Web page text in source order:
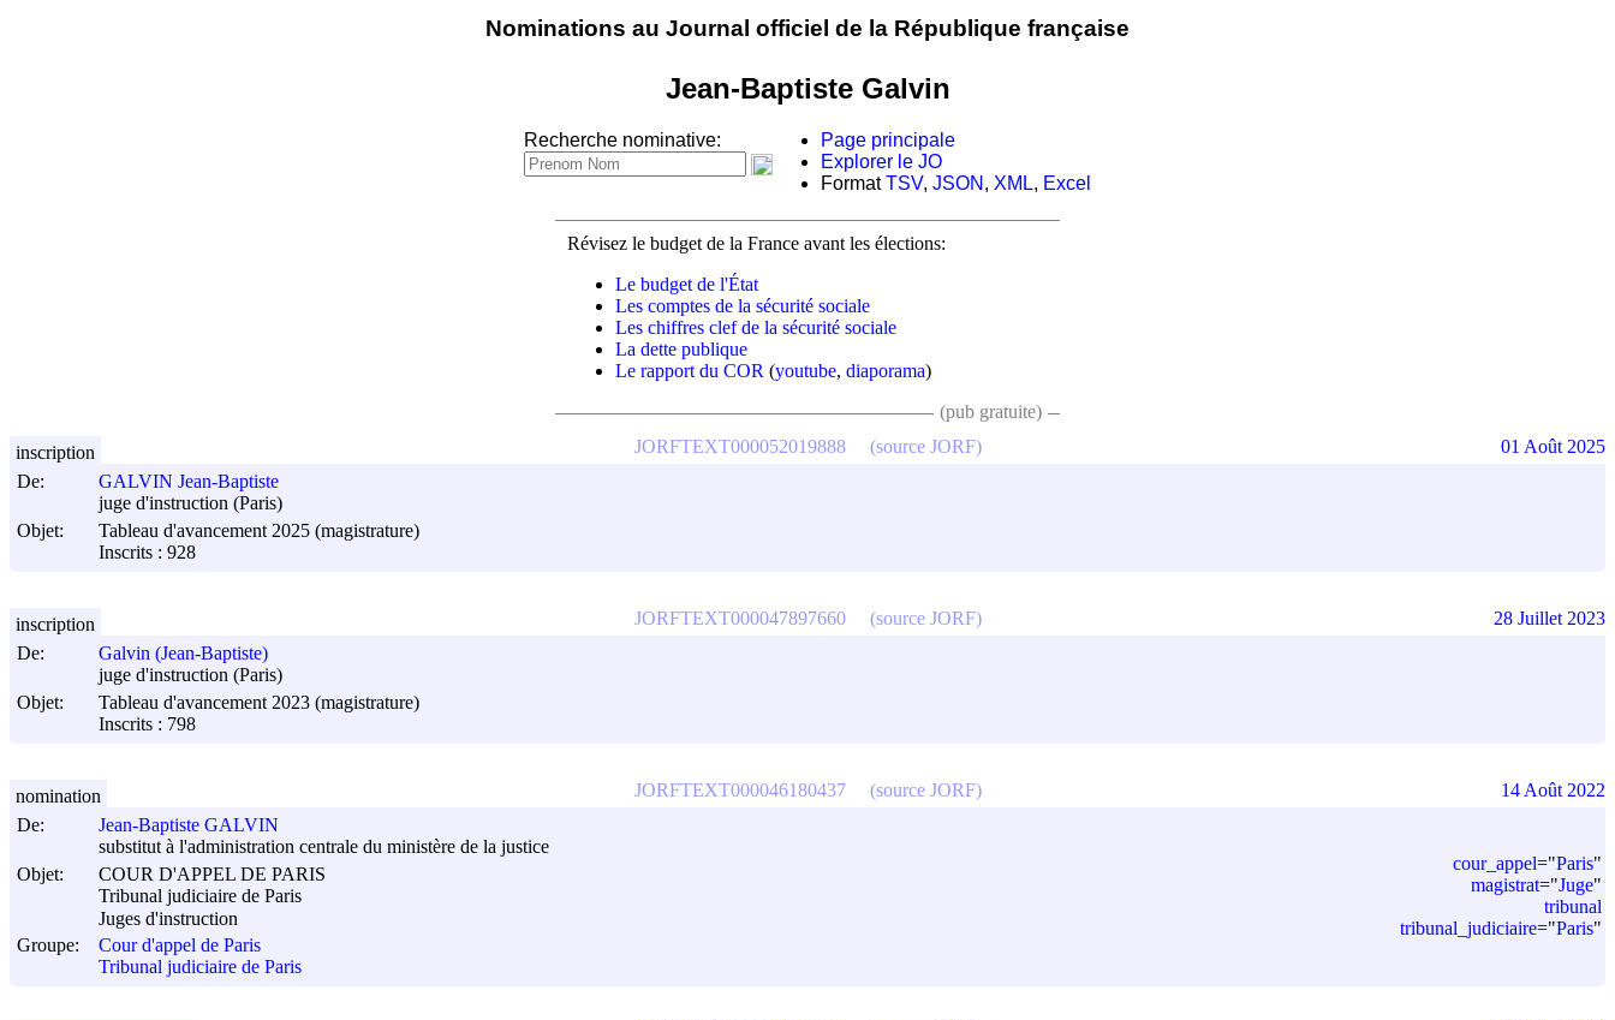
Nominations au Journal officiel de la République française
Jean-Baptiste Galvin
Recherche nominative:
Page principale
Explorer le JO
FormatTSV, JSON , XML, Excel
Révisez le budget de la France avant les élections:
Le budget de l'État
Les comptes de la sécurité sociale
Les chiffres clef de la sécurité sociale
La dette publique
Le rapport du COR (youtube, diaporama)
(pub gratuite)
De:
GALVIN Jean-Baptiste
juge d'instruction (Paris)
Objet:
Tableau d'avancement 2025 (magistrature)
Inscrits : 928
JORFTEXT000052019888 (source JORF)
inscription 01 Août 2025
De:
Galvin (Jean-Baptiste)
juge d'instruction (Paris)
Objet:
Tableau d'avancement 2023 (magistrature)
Inscrits : 798
JORFTEXT000047897660 (source JORF)
inscription 28 Juillet 2023
De:
Jean-Baptiste GALVIN
substitut à l'administration centrale du ministère de la justice
Objet:
COUR D'APPEL DE PARIS
Tribunal judiciaire de Paris
Juges d'instruction
Groupe:
Cour d'appel de Paris
Tribunal judiciaire de Paris
cour_appel="Paris"
magistrat="Juge"
tribunal
tribunal_judiciaire="Paris"
JORFTEXT000046180437 (source JORF)
nomination 14 Août 2022